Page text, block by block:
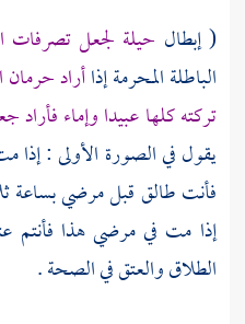
( إبطال حيلة لجعل تصرفات
الباطلة المحرمة إذاأراد
تركته كلها عبيدا وإماء
يقول في الصورة الأولى : إذا
فأنت طالق قبل مرضي بساعة
إذا مت في مرضي هذا فأنتم
الطلاق والعتق في الصحة .